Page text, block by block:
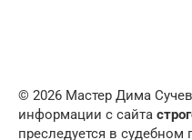
© 2026 Мастер Дима
информации с сайта
преследуется в судебном